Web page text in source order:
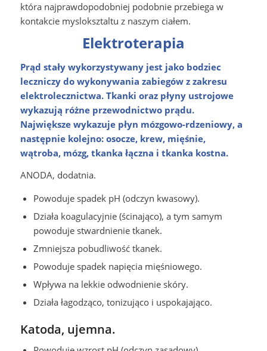
która najprawdopodobniej podobnie przebiega w
kontakcie mysloksztaltu z naszym ciałem.
Elektroterapia
Prąd stały wykorzystywany jest jako bodziec
leczniczy do wykonywania zabiegów z zakresu
elektrolecznictwa. Tkanki oraz płyny ustrojowe
wykazują różne przewodnictwo prądu.
Największe wykazuje płyn mózgowo-rdzeniowy, a
następnie kolejno: osocze, krew, mięśnie,
wątroba, mózg, tkanka łączna i tkanka kostna.
ANODA, dodatnia.
Powoduje spadek pH (odczyn kwasowy).
Działa koagulacyjnie (ścinająco), a tym samym
powoduje stwardnienie tkanek.
Zmniejsza pobudliwość tkanek.
Powoduje spadek napięcia mięśniowego.
Wpływa na lekkie odwodnienie skóry.
Działa łagodząco, tonizująco i uspokajająco.
Katoda, ujemna.